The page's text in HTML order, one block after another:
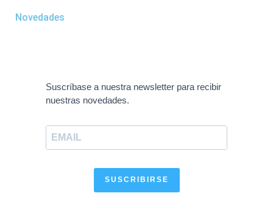
Novedades
Suscríbase a nuestra newsletter para recibir
nuestras novedades.
SUSCRIBIRSE